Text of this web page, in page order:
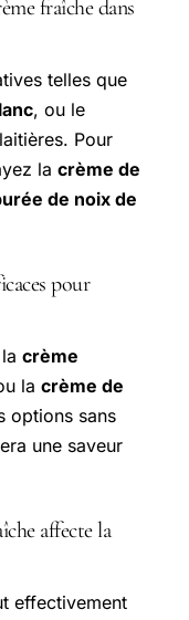
fraîche dans
telles que
, ou le
Pour
la crème de
de noix de
pour
crème
la crème de
options sans
une saveur
affecte la
effectivement